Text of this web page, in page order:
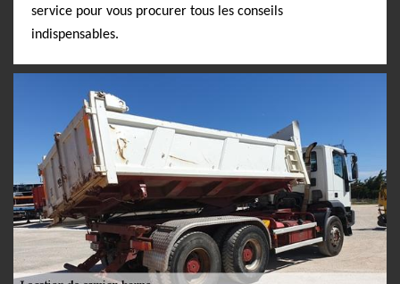
service pour vous procurer tous les conseils
indispensables.